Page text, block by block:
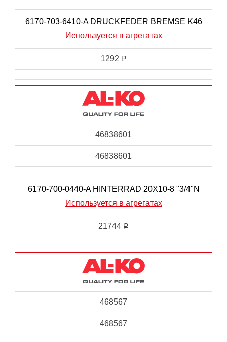
6170-703-6410-A DRUCKFEDER BREMSE K46
Используется в агрегатах
1292 i
46838601
46838601
6170-700-0440-A HINTERRAD 20X10-8 "3/4"N
Используется в агрегатах
21744 i
468567
468567